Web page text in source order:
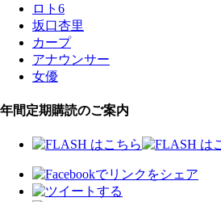
ロト6
坂口杏里
カープ
アナウンサー
女優
年間定期購読のご案内